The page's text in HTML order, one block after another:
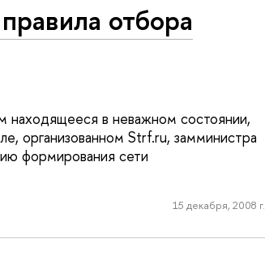
отбора
находящееся в неважном состоянии,
организованном Strf.ru, замминистра
формирования сети
15 декабря, 2008 г.